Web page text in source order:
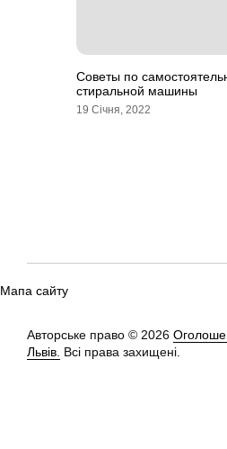
Советы по
стиральной машины
19 Січня, 2022
Мапа сайту
Авторське право © 2026
Львів. Всі права захищені.